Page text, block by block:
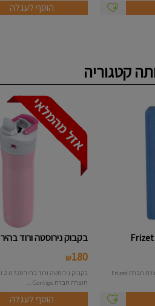
הוסף לעגלה
קטגוריה
קרחום בנפח 350 מ"ל לצידנית תוצרת חברת Frizet
בקבוק נירוסטה ורוד בהיר Ashlan...
180
₪
תוצרת חברת Contigo ...
הוסף לעגלה